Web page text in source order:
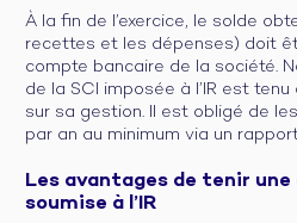
À la fin de l’exercice, le solde
recettes et les dépenses) doit
compte bancaire de la société.
de la SCI imposée à l’IR est
sur sa gestion. Il est obligé de
par an au minimum via un
Les avantages de tenir
soumise à l’IR